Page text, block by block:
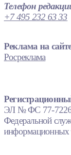
Телефон
+7 495 232 63 33
Реклама на
Росреклама
ЭЛ № ФС 77-72266
Федеральной
информационных